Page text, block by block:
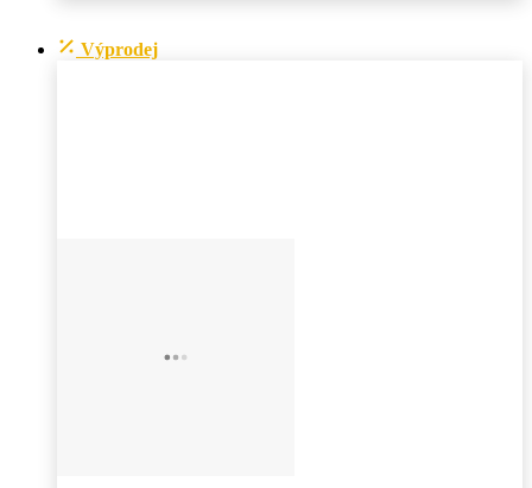
Výprodej